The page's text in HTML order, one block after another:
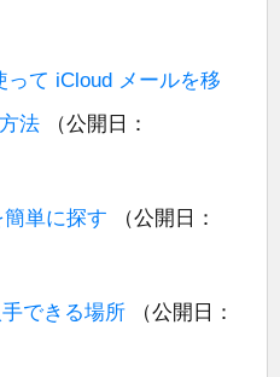
って iCloud メールを移
法
（公開日：
単に探す
（公開日：
できる場所 （公開日：